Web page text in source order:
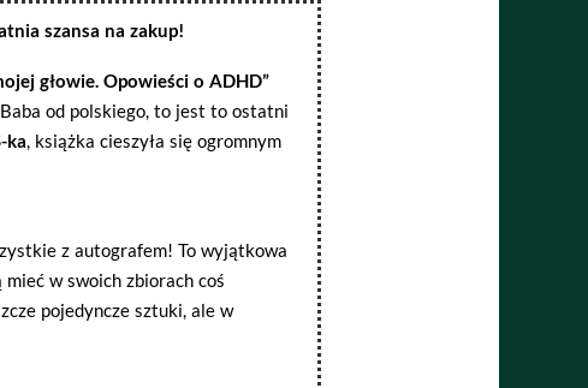
szansa na zakup!
głowie. Opowieści o ADHD”
od polskiego, to jest to ostatni
ka , książka cieszyła się ogromnym
z autografem! To wyjątkowa
w swoich zbiorach coś
pojedyncze sztuki, ale w